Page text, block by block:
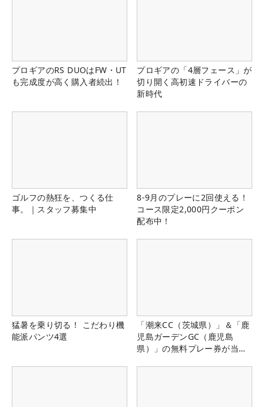
プロギアのRS DUOはFW・UT
も完成度が高く購入者続出！
プロギアの「4層フェース」が
切り開く高初速ドライバーの
新時代
ゴルフの熱狂を、つくる仕
事。｜スタッフ募集中
8-9月のプレーに2回使える！
コース限定2,000円クーポン
配布中！
猛暑を乗り切る！ こだわり機
能派パンツ4選
「潮来CC（茨城県）」＆「鹿
児島ガーデンGC（鹿児島
県）」の無料プレー券が当た